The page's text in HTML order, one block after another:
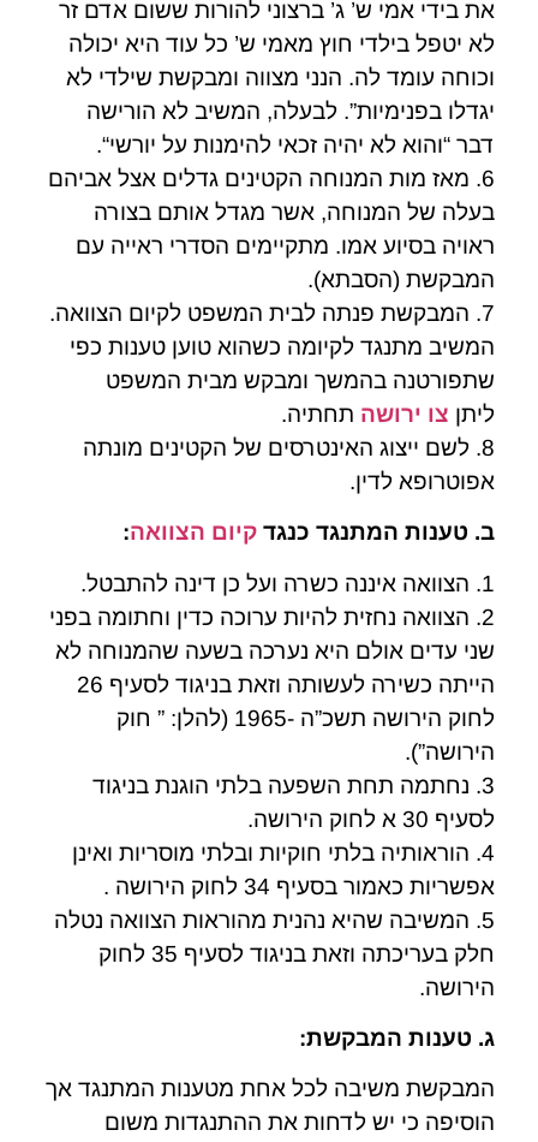
את בידי אמי ש’ ג’ ברצוני להורות ששום אדם זר
לא יטפל בילדי חוץ מאמי ש’ כל עוד היא יכולה
וכוחה עומד לה. הנני מצווה ומבקשת שילדי לא
יגדלו בפנימיות”. לבעלה, המשיב לא הורישה
דבר “והוא לא יהיה זכאי להימנות על יורשי“.
6. מאז מות המנוחה הקטינים גדלים אצל אביהם
בעלה של המנוחה, אשר מגדל אותם בצורה
ראויה בסיוע אמו. מתקיימים הסדרי ראייה עם
המבקשת (הסבתא).
7. המבקשת פנתה לבית המשפט לקיום הצוואה.
המשיב מתנגד לקיומה כשהוא טוען טענות כפי
שתפורטנה בהמשך ומבקש מבית המשפט
ליתן צו ירושה תחתיה.
8. לשם ייצוג האינטרסים של הקטינים מונתה
אפוטרופא לדין.
ב. טענות המתנגד כנגדקיום הצוואה:
1. הצוואה איננה כשרה ועל כן דינה להתבטל.
2. הצוואה נחזית להיות ערוכה כדין וחתומה בפני
שני עדים אולם היא נערכה בשעה שהמנוחה לא
הייתה כשירה לעשותה וזאת בניגוד לסעיף 26
לחוק הירושה תשכ”ה -1965 (להלן: ” חוק
הירושה”).
3. נחתמה תחת השפעה בלתי הוגנת בניגוד
לסעיף 30 א לחוק הירושה.
4. הוראותיה בלתי חוקיות ובלתי מוסריות ואינן
אפשריות כאמור בסעיף 34 לחוק הירושה .
5. המשיבה שהיא נהנית מהוראות הצוואה נטלה
חלק בעריכתה וזאת בניגוד לסעיף 35 לחוק
הירושה.
ג. טענות המבקשת:
המבקשת משיבה לכל אחת מטענות המתנגד אך
הוסיפה כי יש לדחות את ההתנגדות משום